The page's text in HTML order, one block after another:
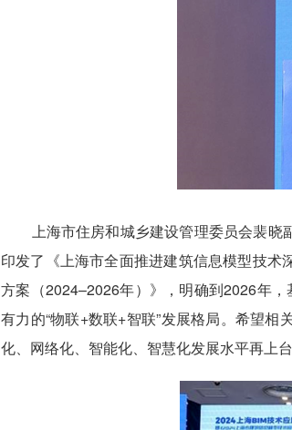
上海市住房和城乡建设管理委员会裴晓
印发了《上海市全面推进建筑信息模型技
方案（2024–2026年）》，明确到2026年
有力的“物联+数联+智联”发展格局。希望
化、网络化、智能化、智慧化发展水平再上台